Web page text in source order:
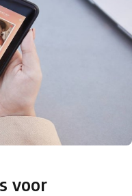
voor